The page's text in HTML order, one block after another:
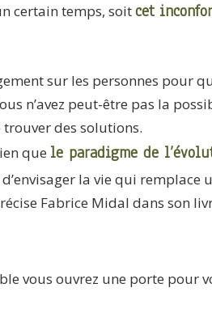
certain temps, soitcet
sur les personnes pour
n’avez peut-être pas la
trouver des solutions.
que le paradigme de
la vie qui remplace
Fabrice Midal dans son
vous ouvrez une porte pour